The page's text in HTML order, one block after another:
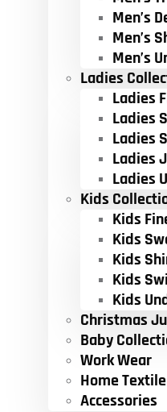
Men’s
Men’s
Men’s
Ladies
Ladies
Ladies
Ladies
Ladies
Ladies
Kids
Kids
Kids
Kids
Kids
Kids
Christmas
Baby
Work Wear
Home Textile
Accessories